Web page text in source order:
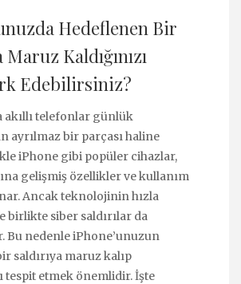
Hedeflenen Bir
Maruz Kaldığınızı
Edebilirsiniz?
akıllı telefonlar günlük
ayrılmaz bir parçası haline
iPhone gibi popüler cihazlar,
gelişmiş özellikler ve kullanım
Ancak teknolojinin hızla
birlikte siber saldırılar da
Bu nedenle iPhone’unuzun
saldırıya maruz kalıp
tespit etmek önemlidir. İşte